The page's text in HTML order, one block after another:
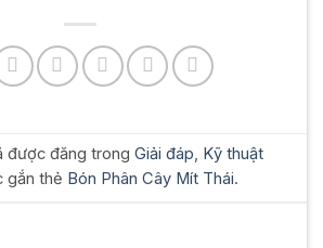
được đăng trongGiải đáp, Kỹ thuật
gắn thẻ Bón Phân Cây Mít Thái.